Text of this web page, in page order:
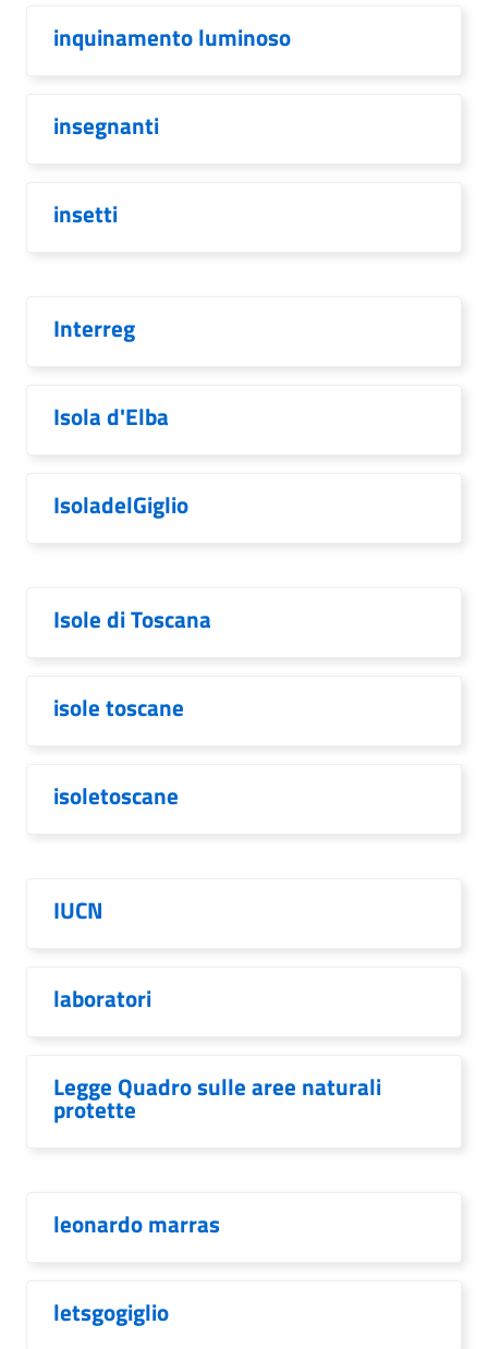
inquinamento luminoso
insegnanti
insetti
Interreg
Isola d'Elba
IsoladelGiglio
Isole di Toscana
isole toscane
isoletoscane
IUCN
laboratori
Legge Quadro sulle aree naturali
protette
leonardo marras
letsgogiglio